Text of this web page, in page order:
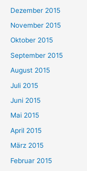
Dezember 2015
November 2015
Oktober 2015
September 2015
August 2015
Juli 2015
Juni 2015
Mai 2015
April 2015
März 2015
Februar 2015